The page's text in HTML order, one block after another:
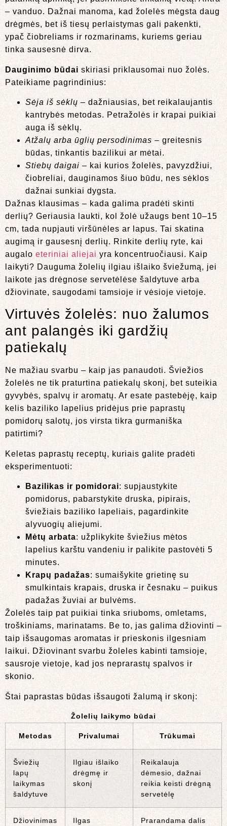
– vanduo. Dažnai manoma, kad žolelės mėgsta daug
drėgmės, bet iš tiesų perlaistymas gali pakenkti,
ypač čiobreliams ir rozmarinams, kuriems geriau
tinka sausesnė dirva.
Dauginimo būdai skiriasi priklausomai nuo žolės.
Pateikiame pagrindinius:
Sėja iš sėklų – dažniausias, bet reikalaujantis
kantrybės metodas. Petražolės ir krapai puikiai
auga iš sėklų.
Atžalų arba ūglių persodinimas – greitesnis
būdas, tinkantis bazilikui ar mėtai.
Stiebų daigai – kai kurios žolelės, pavyzdžiui,
čiobreliai, dauginamos šiuo būdu, nes sėklos
dažnai sunkiai dygsta.
Dažnas klausimas – kada galima pradėti skinti
derlių? Geriausia laukti, kol žolė užaugs bent 10–15
cm, tada nupjauti viršūnėles ar lapus. Tai skatina
augimą ir gausesnį derlių. Rinkite derlių ryte, kai
augalo eteriniai aliejai yra koncentruočiausi. Kaip
laikyti? Dauguma žolelių ilgiau išlaiko šviežumą, jei
laikote jas drėgnose servetėlėse šaldytuve arba
džiovinate, saugodami tamsioje ir vėsioje vietoje.
Virtuvės žolelės: nuo žalumos
ant palangės iki gardžių
patiekalų
Ne mažiau svarbu – kaip jas panaudoti. Šviežios
žolelės ne tik praturtina patiekalų skonį, bet suteikia
gyvybės, spalvų ir aromatų. Ar esate pastebėję, kaip
kelis baziliko lapelius pridėjus prie paprastų
pomidorų salotų, jos virsta tikra gurmaniška
patirtimi?
Keletas paprastų receptų, kuriais galite pradėti
eksperimentuoti:
Bazilikas ir pomidorai: supjaustykite
pomidorus, pabarstykite druska, pipirais,
šviežiais baziliko lapeliais, pagardinkite
alyvuogių aliejumi.
Mėtų arbata: užplikykite šviežius mėtos
lapelius karštu vandeniu ir palikite pastovėti 5
minutes.
Krapų padažas: sumaišykite grietinę su
smulkintais krapais, druska ir česnaku – puikus
padažas žuviai ar bulvėms.
Žolelės taip pat puikiai tinka sriuboms, omletams,
troškiniams, marinatams. Be to, jas galima džiovinti –
taip išsaugomas aromatas ir prieskonis ilgesniam
laikui. Džiovinant svarbu žoleles kabinti tamsioje,
sausroje vietoje, kad jos neprarastų spalvos ir
skonio.
Štai paprastas būdas išsaugoti žalumą ir skonį:
Žolelių laikymo būdai
Metodas Privalumai Trūkumai
Šviežių
lapų
laikymas
šaldytuve
Ilgiau išlaiko
drėgmę ir
skonį
Reikalauja
dėmesio, dažnai
reikia keisti drėgną
servetėlę
Džiovinimas
Ilgas
Prarandama dalis